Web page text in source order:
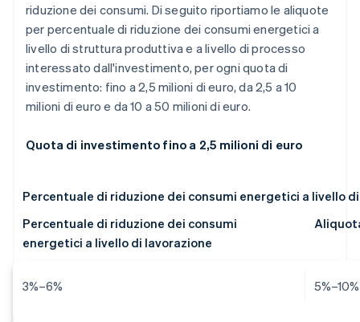
riduzione dei consumi. Di seguito riportiamo le aliquote
per percentuale di riduzione dei consumi energetici a
livello di struttura produttiva e a livello di processo
interessato dall'investimento, per ogni quota di
investimento: fino a 2,5 milioni di euro, da 2,5 a 10
milioni di euro e da 10 a 50 milioni di euro.
Quota di investimento fino a 2,5 milioni di euro
Percentuale di riduzione dei consumi energetici a livello
Percentuale di riduzione dei consumi
energetici a livello di lavorazione
3%–6% 5%–10%